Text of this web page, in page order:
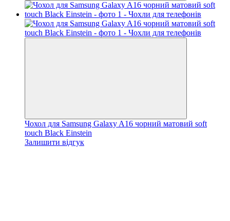
Чохол для Samsung Galaxy A16 чорний матовий soft
touch Black Einstein
Залишити відгук